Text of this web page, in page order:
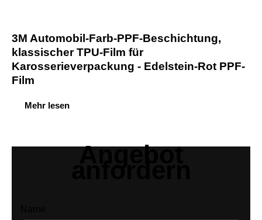
3M Automobil-Farb-PPF-Beschichtung,
klassischer TPU-Film für
Karosserieverpackung - Edelstein-Rot PPF-
Film
Mehr lesen
Angebot